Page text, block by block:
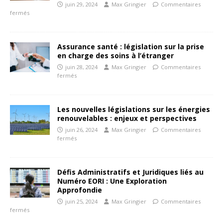
juin 29, 2024 Max Gringier
Commentaires
fermés
Assurance santé : législation sur la prise
en charge des soins à l’étranger
juin 28, 2024 Max Gringier
Commentaires
fermés
Les nouvelles législations sur les énergies
renouvelables : enjeux et perspectives
juin 26, 2024 Max Gringier
Commentaires
fermés
Défis Administratifs et Juridiques liés au
Numéro EORI : Une Exploration
Approfondie
juin 25, 2024 Max Gringier
Commentaires
fermés